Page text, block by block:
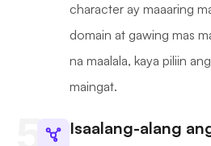
character ay maaaring
domain at gawing mas
na maalala, kaya piliin
maingat.
Isaalang-alang